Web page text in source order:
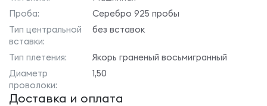
Проба:
Серебро 925 пробы
Тип центральной
вставки:
без вставок
Тип плетения:
Якорь граненый восьмигранный
Диаметр
проволоки:
1,50
Доставка и оплата